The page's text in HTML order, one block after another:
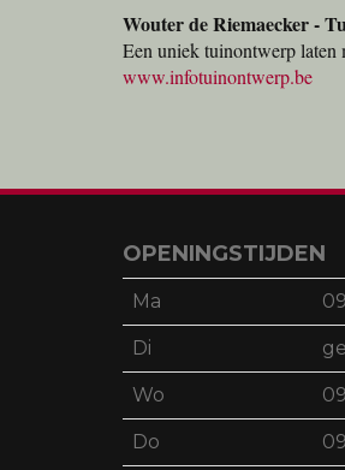
Wouter de Riemaecker -
Een uniek tuinontwerp laten
www.infotuinontwerp.be
OPENINGSTIJDEN
Ma
Di
Wo
Do